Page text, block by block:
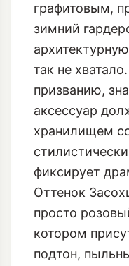
графитовым,
зимний
так не
призванию,
аксессуар
хранилищем
фиксирует
Оттенок
просто
котором
подтон,